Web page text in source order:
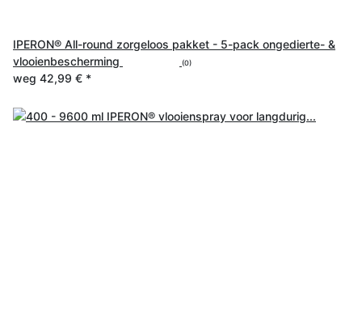
IPERON® All-round zorgeloos pakket - 5-pack ongedierte- &
vlooienbescherming
(0)
weg 42,99 € *